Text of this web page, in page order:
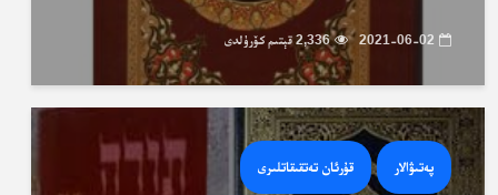
2021-06-02 2,336 قېتىم كۆرۈلدى
پەتىۋالار قۇرئان تەتقىقاتلىرى